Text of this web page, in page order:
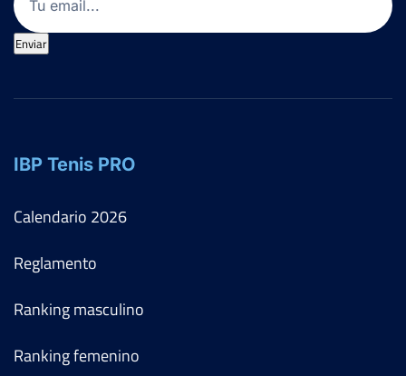
Enviar
IBP Tenis PRO
Calendario 2026
Reglamento
Ranking masculino
Ranking femenino